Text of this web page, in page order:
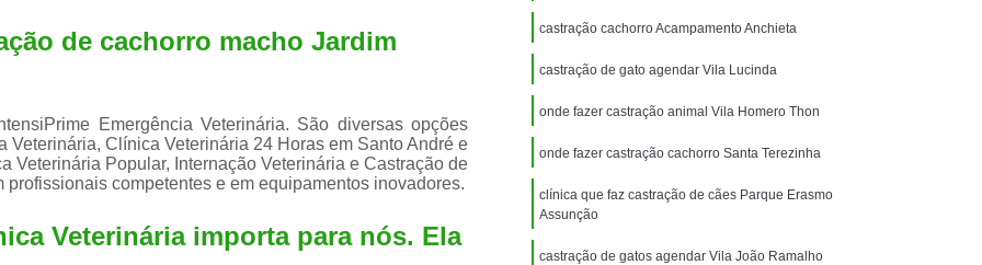
Exame de Radiologia para Animais
Exame de Sangue para Animais
Exame para Animais
Exame para Animais Santo André
Exame para Animais São Caetano
Exame para Cachorro
Internação Animal
Internação para Cachorro
Internação para Cães e Gatos
Internação para Gatos
de cachorro macho Jardim
Emergência Veterinária. São diversas opções
Clínica Veterinária 24 Horas em Santo André e
Veterinária Popular, Internação Veterinária e Castração de
competentes e em equipamentos inovadores.
Veterinária importa para nós. Ela
castração cachorro Acampamento Anchieta
castração de gato agendar Vila Lucinda
onde fazer castração animal Vila Homero Thon
onde fazer castração cachorro Santa Terezinha
clínica que faz castração de cães Parque Erasmo
Assunção
castração de gatos agendar Vila João Ramalho